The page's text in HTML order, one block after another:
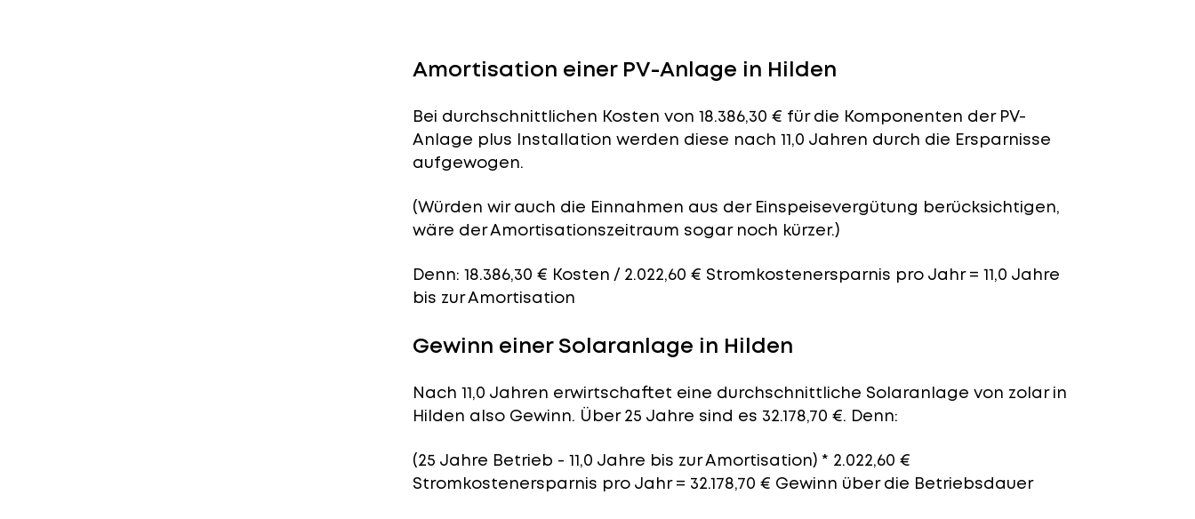
Amortisation einer PV-Anlage in Hilden
Bei durchschnittlichen Kosten von 18.386,30 € für die Komponenten der PV-
Anlage plus Installation werden diese nach 11,0 Jahren durch die Ersparnisse
aufgewogen.
(Würden wir auch die Einnahmen aus der Einspeisevergütung berücksichtigen,
wäre derAmortisationszeitraum sogar noch kürzer.)
Denn: 18.386,30 € Kosten / 2.022,60 € Stromkostenersparnis pro Jahr = 11,0 Jahre
bis zur Amortisation
Gewinn einer Solaranlage in Hilden
Nach 11,0 Jahren erwirtschaftet eine durchschnittliche Solaranlage von zolar in
Hilden also Gewinn. Über 25 Jahre sind es 32.178,70 €. Denn:
(25 Jahre Betrieb - 11,0 Jahre bis zur Amortisation) * 2.022,60 €
Stromkostenersparnis pro Jahr = 32.178,70 € Gewinn über die Betriebsdauer